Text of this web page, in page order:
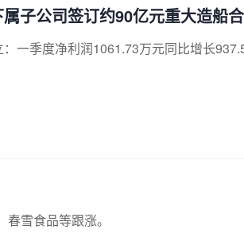
子公司签订约90亿元重大造船
一季度净利润1061.73万元同比增长
雪食品等跟涨。